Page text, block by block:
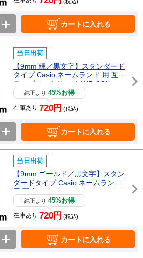
カートに入れる
当日出荷
【9mm 緑／黒文字】スタンダード
タイプ Casio ネームランド 用 互換
テープカートリッジ / XR-9GN
純正より45%お得
在庫あり 720円 (税込)
カートに入れる
当日出荷
【9mm ゴールド／黒文字】スタン
ダードタイプ Casio ネームランド
用 互換テープカートリッジ / XR-9
GD純正より45%お得
在庫あり 720円 (税込)
カートに入れる